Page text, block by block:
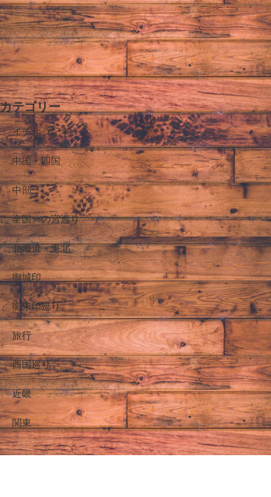
カテゴリー
イチオシ記事
中国・四国
中部
全国一の宮巡り
北海道・東北
御城印
御朱印巡り
旅行
西国巡り
近畿
関東